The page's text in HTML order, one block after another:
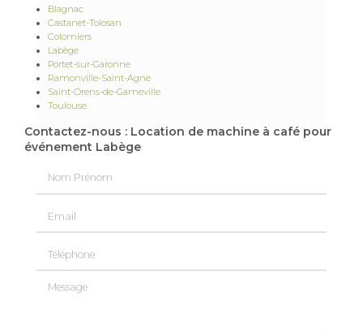
Blagnac
Castanet-Tolosan
Colomiers
Labège
Portet-sur-Garonne
Ramonville-Saint-Agne
Saint-Orens-de-Gameville
Toulouse
Contactez-nous : Location de machine à café pour
événement Labège
Message